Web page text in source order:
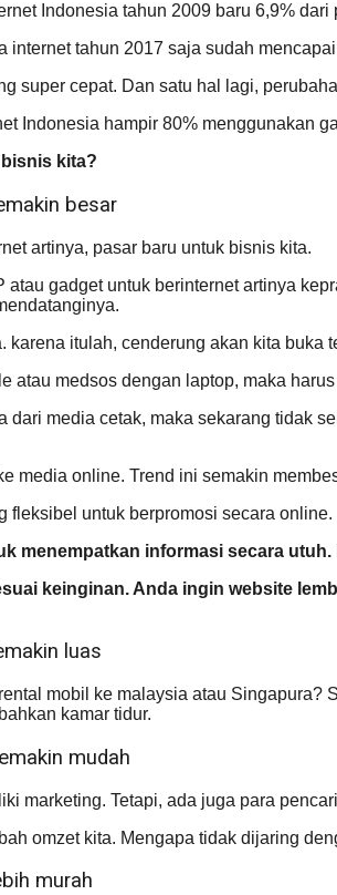
Indonesia tahun 2009 baru 6,9% dari
internet tahun 2017 saja sudah
super cepat. Dan satu hal lagi,
Indonesia hampir 80% menggunakan
kita?
besar
artinya, pasar baru untuk bisnis kita.
atau gadget untuk berinternet artinya
karena itulah, cenderung akan kita buka
atau medsos dengan laptop, maka
dari media cetak, maka sekarang tidak
media online. Trend ini semakin
fleksibel untuk berpromosi secara online.
menempatkan informasi secara utuh.
keinginan. Anda ingin website
luas
mobil ke malaysia atau Singapura?
kamar tidur.
mudah
marketing. Tetapi, ada juga para
omzet kita. Mengapa tidak dijaring
murah